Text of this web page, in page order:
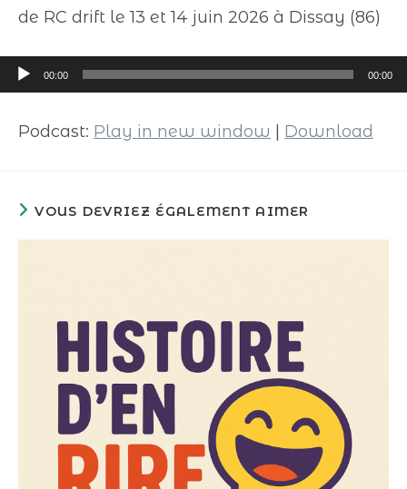
de RC drift le 13 et 14 juin 2026 à Dissay (86)
Lecteur
audio
00:00 00:00
Podcast: Play in new window Download
VOUS DEVRIEZ ÉGALEMENT AIMER